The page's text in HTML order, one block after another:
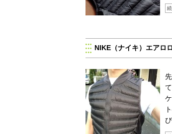
NIKE（ナイキ）エアロ